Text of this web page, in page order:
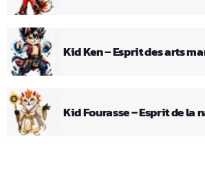
Kid Ken – Esprit des arts
Kid Fourasse – Esprit de la